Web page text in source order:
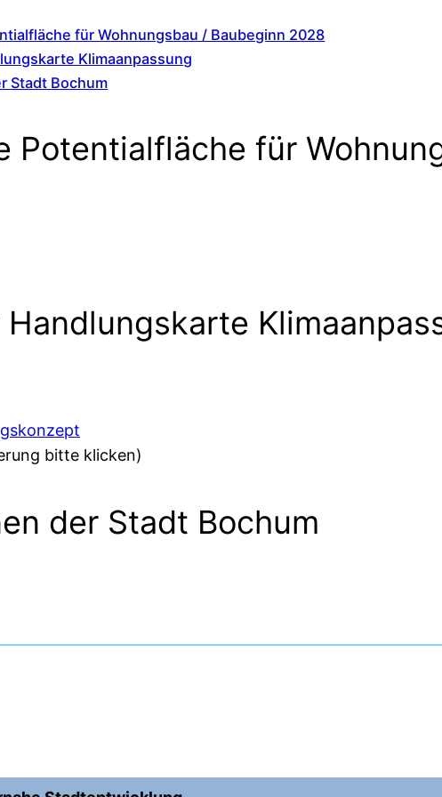
für Wohnungsbau / Baubeginn 2028
Klimaanpassung
Stadt Bochum
Potentialfläche für
bitte klicken)
der Stadt Bochum